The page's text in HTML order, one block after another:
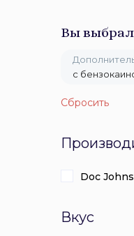
Вы
с
Сбросить
Doc
Вкус